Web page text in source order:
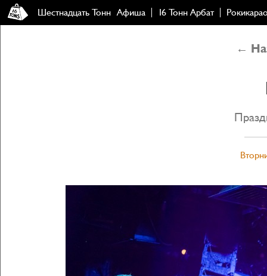
Шестнадцать Тонн Афиша 16 Тонн Арбат
←